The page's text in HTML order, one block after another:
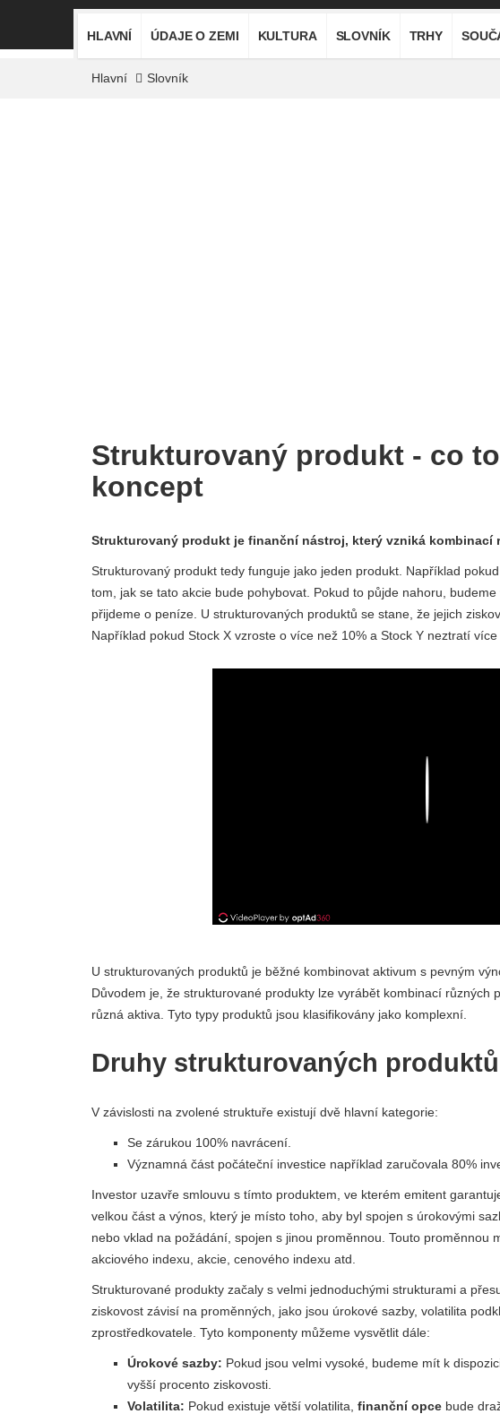
HLAVNÍ ÚDAJE O ZEMI KULTURA SLOVNÍK TRHY
Hlavní Slovník
Strukturovaný produkt - co
koncept
Strukturovaný produkt je finanční nástroj, který vzniká
Strukturovaný produkt tedy funguje jako jeden produkt. Například
tom, jak se tato akcie bude pohybovat. Pokud to půjde nahoru,
přijdeme o peníze. U strukturovaných produktů se stane, že jejich
Například pokud Stock X vzroste o více než 10% a Stock Y neztratí
U strukturovaných produktů je běžné kombinovat aktivum s pevným
Důvodem je, že strukturované produkty lze vyrábět kombinací různých
různá aktiva. Tyto typy produktů jsou klasifikovány jako komplexní.
Druhy strukturovaných produktů
V závislosti na zvolené struktuře existují dvě hlavní kategorie:
Se zárukou 100% navrácení.
Významná část počáteční investice například zaručovala 80%
Investor uzavře smlouvu s tímto produktem, ve kterém emitent
velkou část a výnos, který je místo toho, aby byl spojen s úrokovými
nebo vklad na požádání, spojen s jinou proměnnou. Touto proměnnou
akciového indexu, akcie, cenového indexu atd.
Strukturované produkty začaly s velmi jednoduchými strukturami a
ziskovost závisí na proměnných, jako jsou úrokové sazby, volatilita
zprostředkovatele. Tyto komponenty můžeme vysvětlit dále:
Úrokové sazby: Pokud jsou velmi vysoké, budeme mít k
vyšší procento ziskovosti.
Volatilita: Pokud existuje větší volatilita, finanční opce bude